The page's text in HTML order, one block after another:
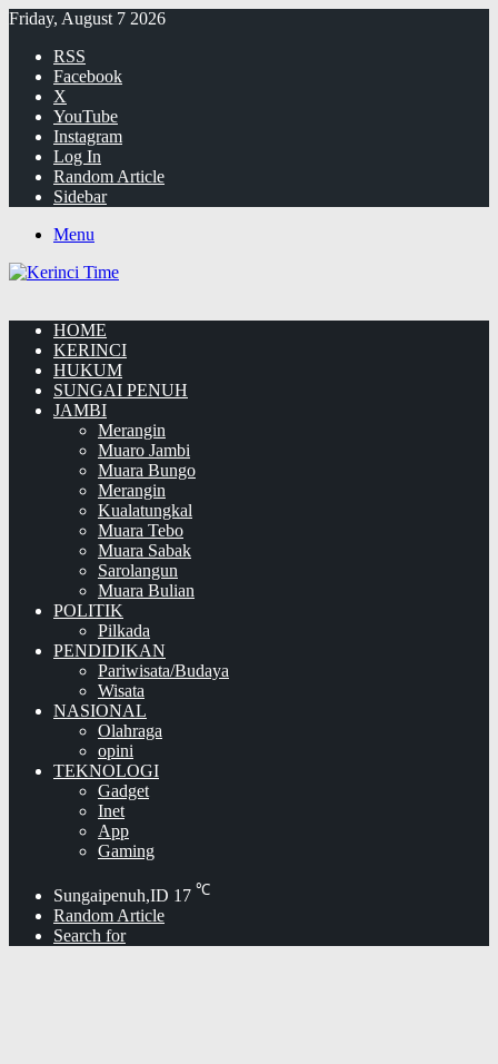
Friday, August 7 2026
RSS
Facebook
X
YouTube
Instagram
Log In
Random Article
Sidebar
Menu
HOME
KERINCI
HUKUM
SUNGAI PENUH
JAMBI
Merangin
Muaro Jambi
Muara Bungo
Merangin
Kualatungkal
Muara Tebo
Muara Sabak
Sarolangun
Muara Bulian
POLITIK
Pilkada
PENDIDIKAN
Pariwisata/Budaya
Wisata
NASIONAL
Olahraga
opini
TEKNOLOGI
Gadget
Inet
App
Gaming
Sungaipenuh,ID 17 ℃
Random Article
Search for